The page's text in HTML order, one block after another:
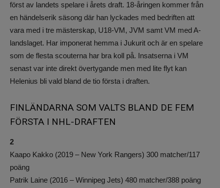
först av landets spelare i årets draft. 18-åringen kommer från
en händelserik säsong där han lyckades med bedriften att
vara med i tre mästerskap, U18-VM, JVM samt VM med A-
landslaget. Har imponerat hemma i Jukurit och är en spelare
som de flesta scouterna har bra koll på. Insatserna i VM
senast var inte direkt övertygande men med lite flyt kan
Helenius bli vald bland de tio första i draften.
FINLÄNDARNA SOM VALTS BLAND DE FEM
FÖRSTA I NHL-DRAFTEN
2
Kaapo Kakko (2019 – New York Rangers) 300 matcher/117
poäng
Patrik Laine (2016 – Winnipeg Jets) 480 matcher/388 poäng